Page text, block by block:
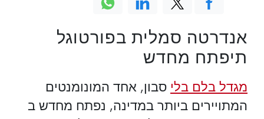
אנדרטה סמלית בפורטוגל
תיפתח מחדש
מגדל בלם בלי סבון, אחד המונומנטים
המתויירים ביותר במדינה, נפתח מחדש ב